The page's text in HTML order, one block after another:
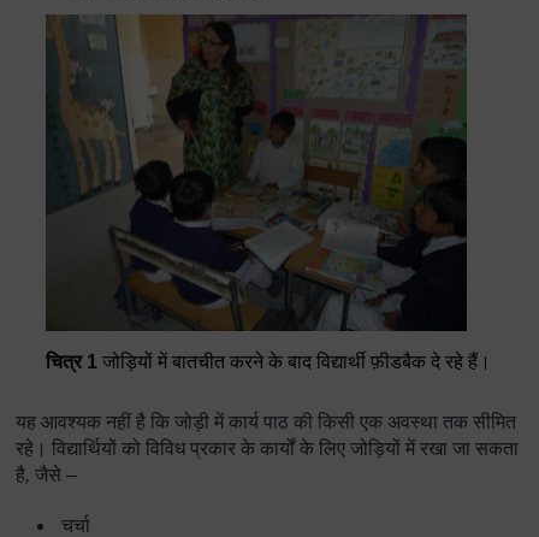
चित्र 1 जोड़ियों में बातचीत करने के बाद विद्यार्थी फ़ीडबैक दे रहे हैं।
यह आवश्यक नहीं है कि जोड़ी में कार्य पाठ की किसी एक अवस्था तक सीमित
रहे। विद्यार्थियों को विविध प्रकार के कार्यों के लिए जोड़ियों में रखा जा सकता
है, जैसे –
चर्चा